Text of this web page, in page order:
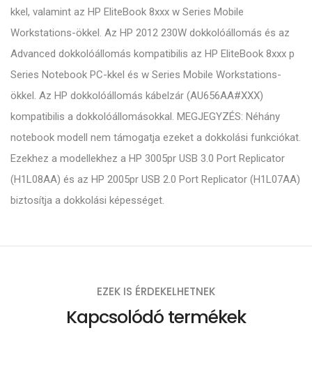
kkel, valamint az HP EliteBook 8xxx w Series Mobile
Workstations-ökkel. Az HP 2012 230W dokkolóállomás és az
Advanced dokkolóállomás kompatibilis az HP EliteBook 8xxx p
Series Notebook PC-kkel és w Series Mobile Workstations-
ökkel. Az HP dokkolóállomás kábelzár (AU656AA#XXX)
kompatibilis a dokkolóállomásokkal. MEGJEGYZÉS: Néhány
notebook modell nem támogatja ezeket a dokkolási funkciókat.
Ezekhez a modellekhez a HP 3005pr USB 3.0 Port Replicator
(H1L08AA) és az HP 2005pr USB 2.0 Port Replicator (H1L07AA)
biztosítja a dokkolási képességet.
EZEK IS ÉRDEKELHETNEK
Kapcsolódó termékek